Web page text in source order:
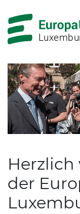
Hauptnavigation
Hauptbereich
der